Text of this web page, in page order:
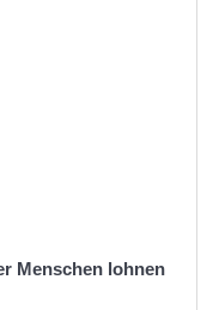
Menschen lohnen